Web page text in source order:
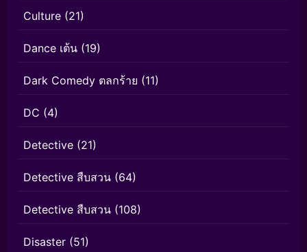
Culture (21)
Dance เต้น (19)
Dark Comedy ตลกร้าย (11)
DC (4)
Detective (21)
Detective สืบสวน (64)
Detective สืบสวน (108)
Disaster (51)